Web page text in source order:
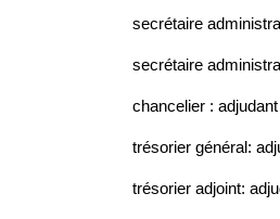
secrétaire
secrétaire
chancelier :
trésorier général:
trésorier adjoint: